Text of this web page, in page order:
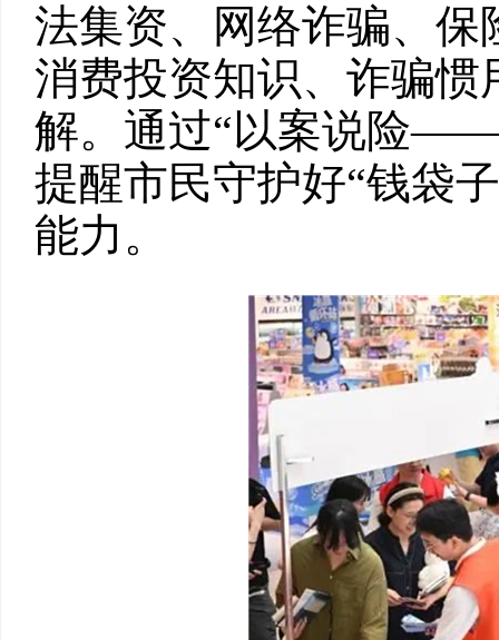
法集资、网络诈骗、
消费投资知识、诈骗
解。通过“以案说险——
提醒市民守护好“钱袋
能力。